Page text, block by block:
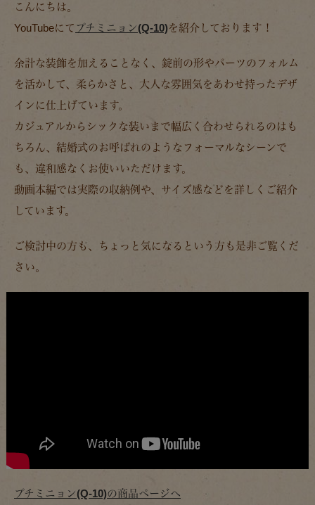
こんにちは。
YouTubeにて プチミニョン(Q-10)を紹介しております！
余計な装飾を加えることなく、錠前の形やパーツのフォルム
を活かして、柔らかさと、大人な雰囲気をあわせ持ったデザ
インに仕上げています。
カジュアルからシックな装いまで幅広く合わせられるのはも
ちろん、結婚式のお呼ばれのようなフォーマルなシーンで
も、違和感なくお使いいただけます。
動画本編では実際の収納例や、サイズ感などを詳しくご紹介
しています。
ご検討中の方も、ちょっと気になるという方も是非ご覧くだ
さい。
プチミニョン(Q-10)の商品ページへ